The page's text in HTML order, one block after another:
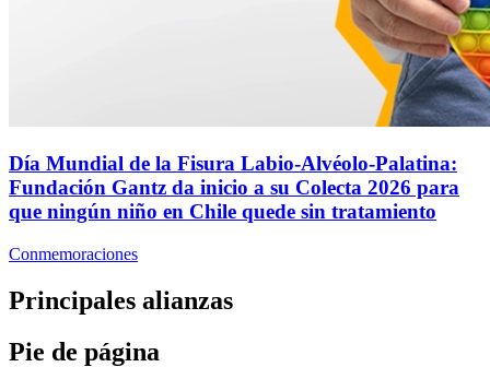
Día Mundial de la Fisura Labio-Alvéolo-Palatina:
Fundación Gantz da inicio a su Colecta 2026 para
que ningún niño en Chile quede sin tratamiento
Conmemoraciones
Principales alianzas
Pie de página